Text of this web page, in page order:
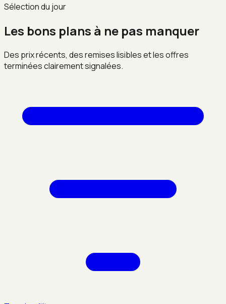
Sélection du jour
Les bons plans à ne pas manquer
Des prix récents, des remises lisibles et les offres
terminées clairement signalées.